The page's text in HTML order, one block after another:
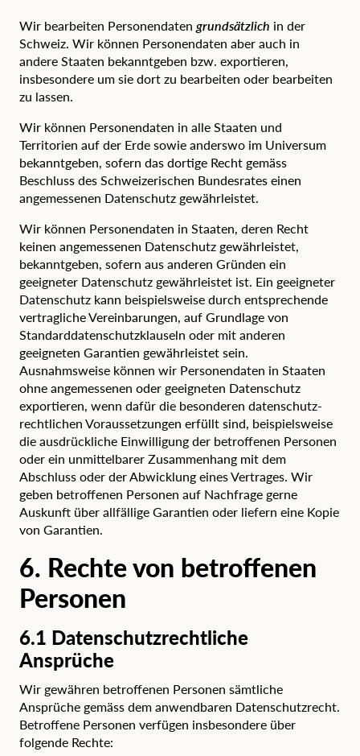
Wir bearbeiten Personendaten grundsätzlich in der
Schweiz. Wir können Personendaten aber auch in
andere Staaten bekanntgeben bzw. exportieren,
insbesondere um sie dort zu bearbeiten oder bearbeiten
zu lassen.
Wir können Personendaten in alleStaaten und
Territorien auf der Erdesowie anderswo im Universum
bekanntgeben, sofern das dortige Recht gemäss
Beschluss des Schweizerischen Bundesrateseinen
angemessenen Datenschutz gewährleistet.
Wir können Personendaten in Staaten, deren Recht
keinen angemessenen Datenschutz gewährleistet,
bekanntgeben, sofern aus anderen Gründen ein
geeigneter Datenschutz gewährleistet ist. Ein geeigneter
Datenschutz kann beispielsweise durch entsprechende
vertragliche Vereinbarungen, auf Grundlage von
Standard­datenschutzklauseln oder mit anderen
geeigneten Garantien gewährleistet sein.
Ausnahmsweise können wir Personendaten in Staaten
ohne angemessenen oder geeigneten Datenschutz
exportieren, wenn dafür die besonderen datenschutz­
rechtlichen Voraussetzungen erfüllt sind, beispielsweise
die ausdrückliche Einwilligung der betroffenen Personen
oder ein unmittelbarer Zusammenhang mit dem
Abschluss oder der Abwicklung eines Vertrages. Wir
geben betroffenen Personen auf Nachfrage gerne
Auskunft über allfällige Garantien oder liefern eine Kopie
von Garantien.
6. Rechte von betroffenen
Personen
6.1 Datenschutzrechtliche
Ansprüche
Wir gewähren betroffenen Personen sämtliche
Ansprüche gemäss dem anwendbaren Datenschutzrecht.
Betroffene Personen verfügen insbesondere über
folgende Rechte: